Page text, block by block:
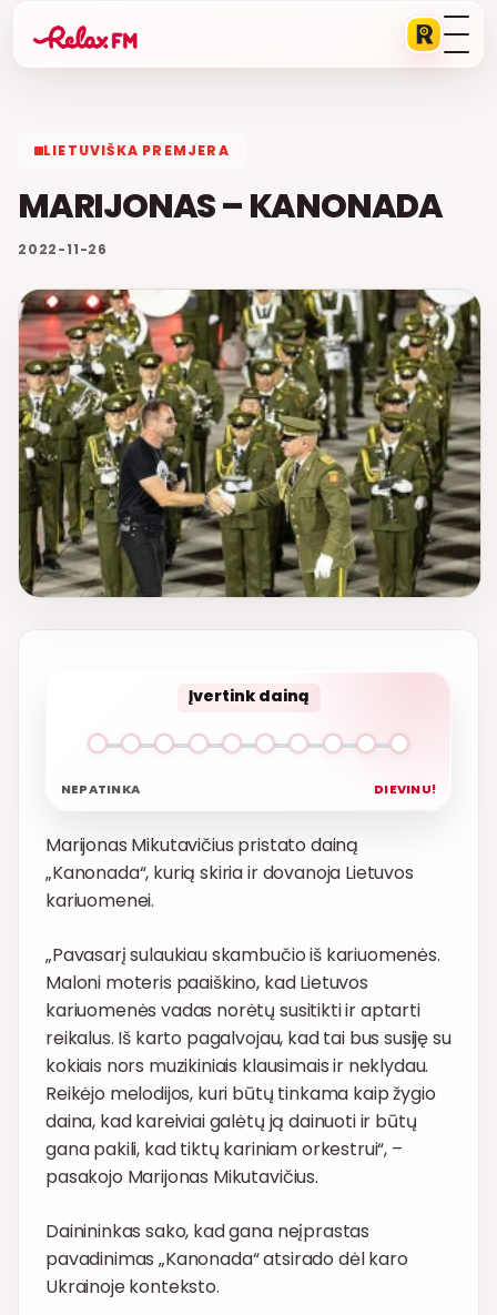
LIETUVIŠKA PREMJERA
MARIJONAS – KANONADA
2022-11-26
Įvertink dainą
NEPATINKA DIEVINU!
Marijonas Mikutavičius pristato dainą
„Kanonada“, kurią skiria ir dovanoja Lietuvos
kariuomenei.
„Pavasarį sulaukiau skambučio iš kariuomenės.
Maloni moteris paaiškino, kad Lietuvos
kariuomenės vadas norėtų susitikti ir aptarti
reikalus. Iš karto pagalvojau, kad tai bus susiję su
kokiais nors muzikiniais klausimais ir neklydau.
Reikėjo melodijos, kuri būtų tinkama kaip žygio
daina, kad kareiviai galėtų ją dainuoti ir būtų
gana pakili, kad tiktų kariniam orkestrui“, –
pasakojo Marijonas Mikutavičius.
Dainininkas sako, kad gana neįprastas
pavadinimas „Kanonada“ atsirado dėl karo
Ukrainoje konteksto.